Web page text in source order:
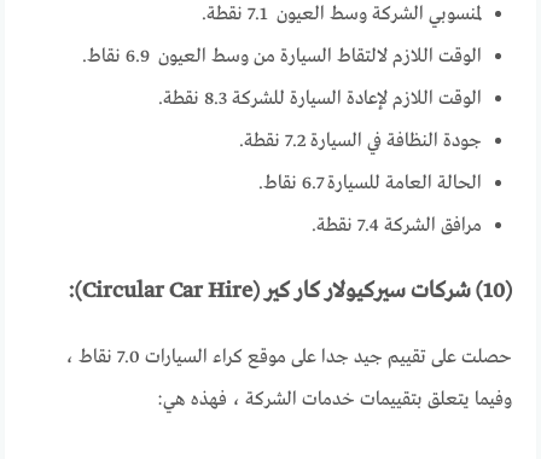
لمنسوبي الشركة وسط العيون 7.1 نقطة.
الوقت اللازم لالتقاط السيارة من وسط العيون 6.9 نقاط.
الوقت اللازم لإعادة السيارة للشركة 8.3 نقطة.
جودة النظافة في السيارة 7.2 نقطة.
الحالة العامة للسيارة 6.7 نقاط.
مرافق الشركة 7.4 نقطة.
(10) شركات سيركيولار كار كير (Circular Car Hire):
حصلت على تقييم جيد جدا على موقع كراء السيارات 7.0 نقاط ،
وفيما يتعلق بتقييمات خدمات الشركة ، فهذه هي: